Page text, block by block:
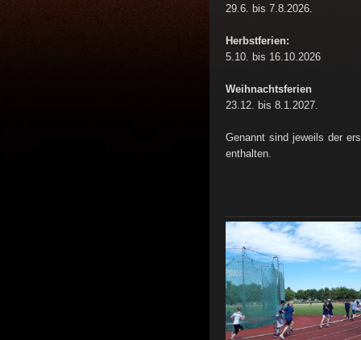
29.6. bis 7.8.2026.
Herbstferien:
5.10. bis 16.10.2026
Weihnachtsferien
23.12. bis 8.1.2027.
Genannt sind jeweils der
enthalten.